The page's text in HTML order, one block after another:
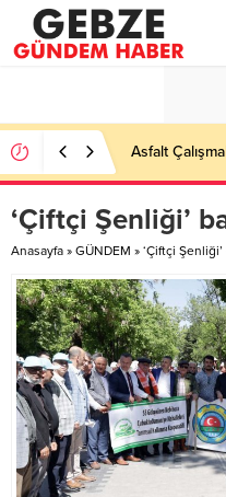
Asfalt
‘Çiftçi Şenliği’
Anasayfa » GÜNDEM » ‘Çiftçi